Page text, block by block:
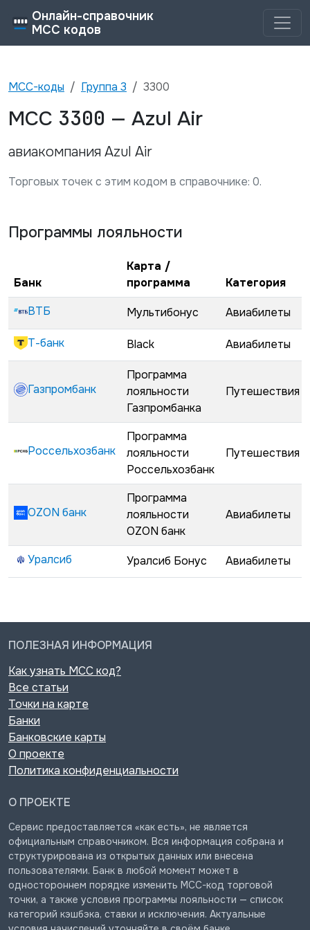
Онлайн-справочник
MCC кодов
MCC-коды Группа 3 3300
MCC 3300 — Azul Air
авиакомпания Azul Air
Торговых точек с этим кодом в справочнике: 0.
Программы лояльности
Банк
Карта /
программа
Категория
ВТБ
Мультибонус Авиабилеты
Т-банк Black Авиабилеты
Газпромбанк
Программа
лояльности
Газпромбанка
Путешествия
Россельхозбанк
Программа
лояльности
Россельхозбанк
Путешествия
OZON банк
Программа
лояльности
OZON банк
Авиабилеты
Уралсиб Уралсиб Бонус Авиабилеты
ПОЛЕЗНАЯ ИНФОРМАЦИЯ
Как узнать MCC код?
Все статьи
Точки на карте
Банки
Банковские карты
О проекте
Политика конфиденциальности
О ПРОЕКТЕ
Сервис предоставляется «как есть», не является
официальным справочником. Вся информация собрана и
структурирована из открытых данных или внесена
пользователями. Банк в любой момент может в
одностороннем порядке изменить MCC-код торговой
точки, а также условия программы лояльности — список
категорий кэшбэка, ставки и исключения. Актуальные